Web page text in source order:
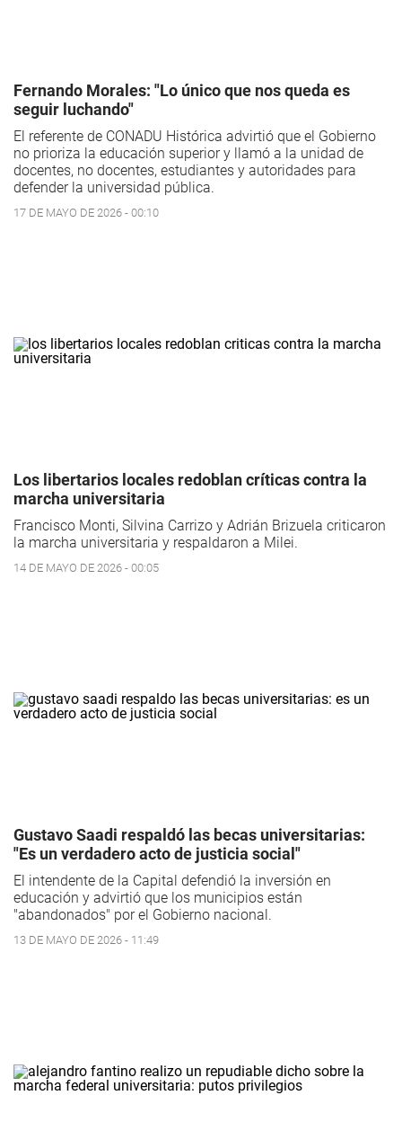
Fernando Morales: "Lo único que nos queda es
seguir luchando"
El referente de CONADU Histórica advirtió que el Gobierno
no prioriza la educación superior y llamó a la unidad de
docentes, no docentes, estudiantes y autoridades para
defender la universidad pública.
17 DE MAYO DE 2026 - 00:10
Los libertarios locales redoblan críticas contra la
marcha universitaria
Francisco Monti, Silvina Carrizo y Adrián Brizuela criticaron
la marcha universitaria y respaldaron a Milei.
14 DE MAYO DE 2026 - 00:05
Gustavo Saadi respaldó las becas universitarias:
"Es un verdadero acto de justicia social"
El intendente de la Capital defendió la inversión en
educación y advirtió que los municipios están
"abandonados" por el Gobierno nacional.
13 DE MAYO DE 2026 - 11:49